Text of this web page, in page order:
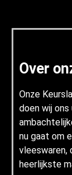
Over
Onze
doen wij
nu gaat om
heerlijkste